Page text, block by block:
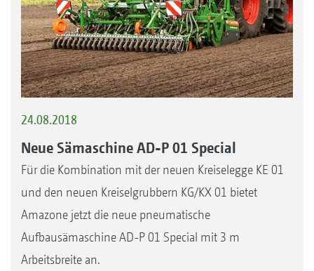
24.08.2018
Neue Sämaschine AD-P 01 Special
Für die Kombination mit der neuen Kreiselegge KE 01
und den neuen Kreiselgrubbern KG/KX 01 bietet
Amazone jetzt die neue pneumatische
Aufbausämaschine AD-P 01 Special mit 3 m
Arbeitsbreite an.